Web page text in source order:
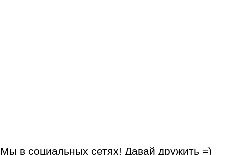
Мы в социальных сетях! Давай дружить =)